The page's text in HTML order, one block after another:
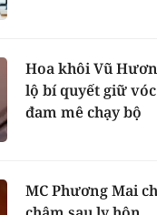
Hoa khôi Vũ
lộ bí quyết giữ
đam mê chạy bộ
MC Phương Mai